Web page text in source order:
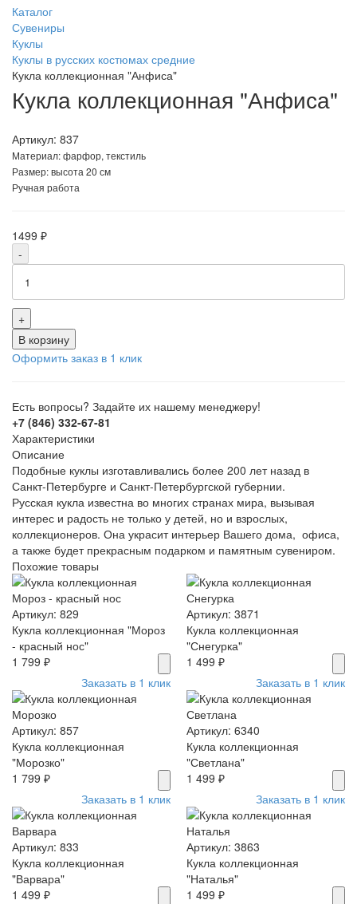
Каталог
Сувениры
Куклы
Куклы в русских костюмах средние
Кукла коллекционная "Анфиса"
Кукла коллекционная "Анфиса"
Артикул: 837
Материал: фарфор, текстиль
Размер: высота 20 см
Ручная работа
1499 ₽
-
+
В корзину
Оформить заказ в 1 клик
Есть вопросы? Задайте их нашему менеджеру!
+7 (846) 332-67-81
Характеристики
Описание
Подобные куклы изготавливались более 200 лет назад в
Санкт-Петербурге и Санкт-Петербургской губернии.
Русская кукла известна во многих странах мира, вызывая
интерес и радость не только у детей, но и взрослых,
коллекционеров. Она украсит интерьер Вашего дома, офиса,
а также будет прекрасным подарком и памятным сувениром.
Похожие товары
Артикул: 829
Кукла коллекционная "Мороз
- красный нос"
1 799 ₽
Заказать в 1 клик
Артикул: 3871
Кукла коллекционная
"Снегурка"
1 499 ₽
Заказать в 1 клик
Артикул: 857
Кукла коллекционная
"Морозко"
1 799 ₽
Заказать в 1 клик
Артикул: 6340
Кукла коллекционная
"Светлана"
1 499 ₽
Заказать в 1 клик
Артикул: 833
Кукла коллекционная
"Варвара"
1 499 ₽
Артикул: 3863
Кукла коллекционная
"Наталья"
1 499 ₽